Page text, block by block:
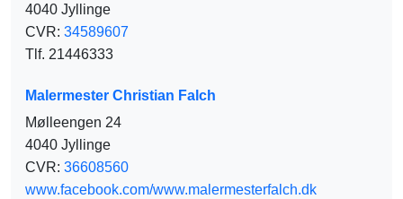
4040 Jyllinge
CVR: 34589607
Tlf. 21446333
Malermester Christian Falch
Mølleengen 24
4040 Jyllinge
CVR: 36608560
www.facebook.com/www.malermesterfalch.dk